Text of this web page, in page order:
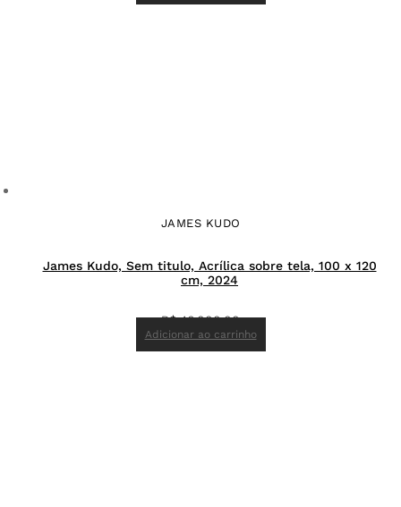
JAMES KUDO
James Kudo, Sem titulo, Acrílica sobre tela, 100 x 120
cm, 2024
R$46.000,00
Adicionar ao carrinho